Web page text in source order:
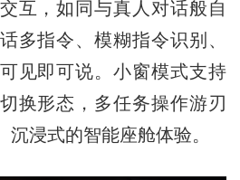
互，如同与真人对话般自
多指令、模糊指令识别、
见即可说。小窗模式支持
换形态，多任务操作游刃
浸式的智能座舱体验。